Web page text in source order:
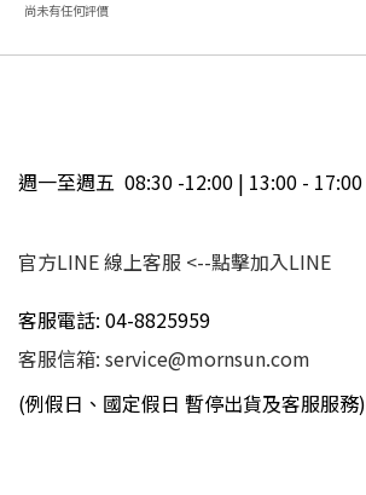
尚未有任何評價
週一至週五 08:30 -12:00 | 13:00 - 17:00
官方LINE 線上客服 <--點擊加入LINE
客服電話: 04-8825959
客服信箱: service@mornsun.com
(例假日、國定假日 暫停出貨及客服服務)